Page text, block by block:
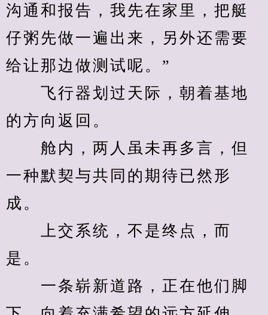
沟通和报告，我先在家里，把艇
仔粥先做一遍出来，另外还需要
给让那边做测试呢。”
飞行器划过天际，朝着基地
的方向返回。
舱内，两人虽未再多言，但
一种默契与共同的期待已然形
成。
上交系统，不是终点，而
是。
一条崭新道路，正在他们脚